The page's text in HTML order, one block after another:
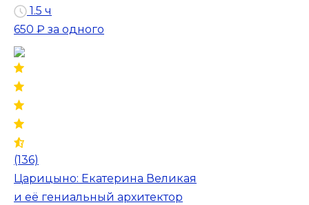
1.5 ч
650 ₽ за одного
(136)
Царицыно: Екатерина Великая
и её гениальный архитектор